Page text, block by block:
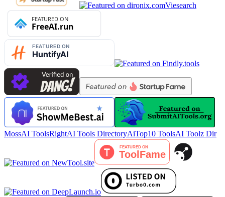
Viesearch
MossAI ToolsRightAI Tools DirectoryAiTop10 ToolsAI Toolz Dir